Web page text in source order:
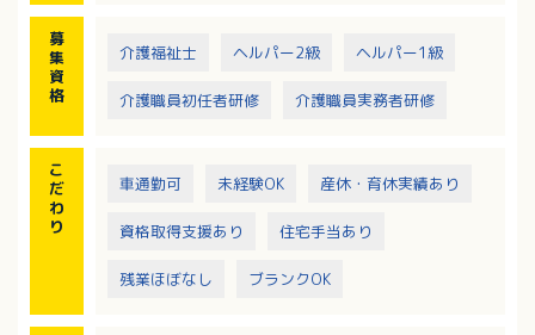
募
集
資
格
介護福祉士 ヘルパー2級 ヘルパー1級
介護職員初任者研修 介護職員実務者研修
こ
だ
わ
り
車通勤可 未経験OK 産休・育休実績あり
資格取得支援あり 住宅手当あり
残業ほぼなし ブランクOK